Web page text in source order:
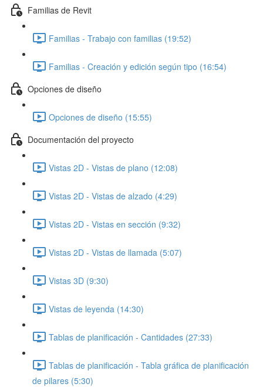
Familias de Revit
Familias - Trabajo con familias (19:52)
Familias - Creación y edición según tipo (16:54)
Opciones de diseño
Opciones de diseño (15:55)
Documentación del proyecto
Vistas 2D - Vistas de plano (12:08)
Vistas 2D - Vistas de alzado (4:29)
Vistas 2D - Vistas en sección (9:32)
Vistas 2D - Vistas de llamada (5:07)
Vistas 3D (9:30)
Vistas de leyenda (14:30)
Tablas de planificación - Cantidades (27:33)
Tablas de planificación - Tabla gráfica de planificación
de pilares (5:30)